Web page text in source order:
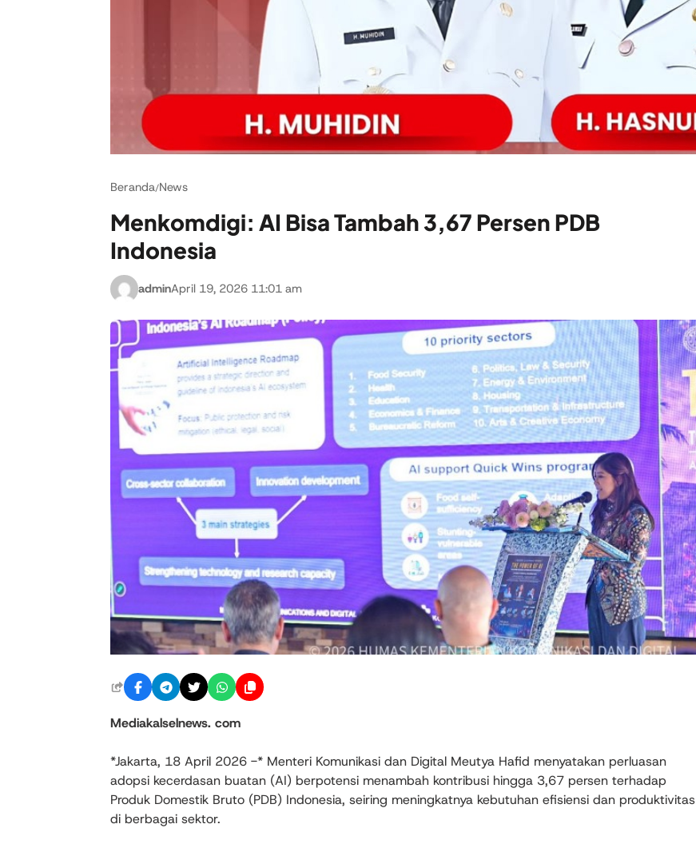
Beranda/News
Menkomdigi: AI Bisa Tambah 3,67 Persen PDB
Indonesia
adminApril 19, 2026 11:01 am
Mediakalselnews. com
*Jakarta, 18 April 2026 -* Menteri Komunikasi dan Digital Meutya Hafid menyatakan perluasan
adopsi kecerdasan buatan (AI) berpotensi menambah kontribusi hingga 3,67 persen terhadap
Produk Domestik Bruto (PDB) Indonesia, seiring meningkatnya kebutuhan efisiensi dan produktivitas
di berbagai sektor.